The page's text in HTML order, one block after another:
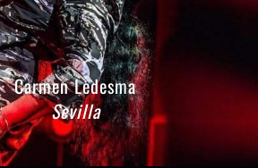
Carmen Ledesma
Sevilla